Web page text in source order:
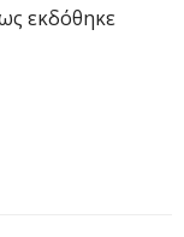
εκδόθηκε